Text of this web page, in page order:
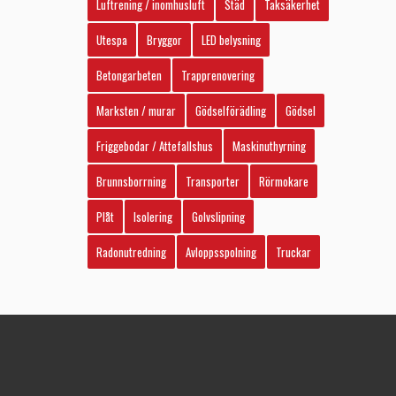
Luftrening / inomhusluft
Städ
Taksäkerhet
Utespa
Bryggor
LED belysning
Betongarbeten
Trapprenovering
Marksten / murar
Gödselförädling
Gödsel
Friggebodar / Attefallshus
Maskinuthyrning
Brunnsborrning
Transporter
Rörmokare
Plåt
Isolering
Golvslipning
Radonutredning
Avloppsspolning Truckar